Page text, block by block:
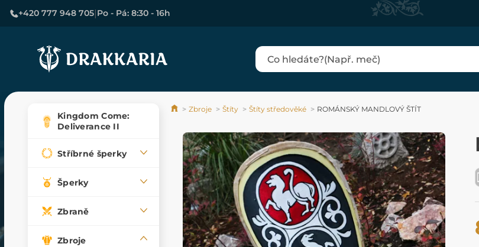
+420 777 948 705|Po - Pá: 8:30 - 16h
Kingdom Come:
Deliverance II
Stříbrné šperky
Šperky
Zbraně
Zbroje
Zbroje Štíty Štíty středověké ROMÁNSKÝ MANDLOVÝ ŠTÍT